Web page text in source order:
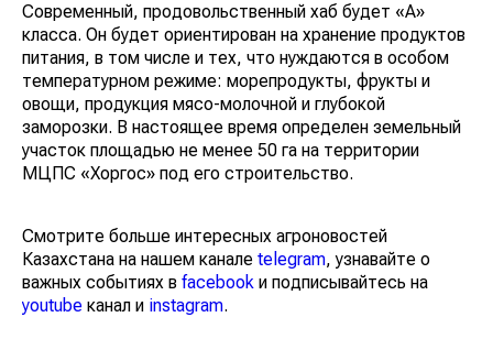
Современный, продовольственный хаб будет «А»
класса. Он будет ориентирован на хранение продуктов
питания, в том числе и тех, что нуждаются в особом
температурном режиме: морепродукты, фрукты и
овощи, продукция мясо-молочной и глубокой
заморозки. В настоящее время определен земельный
участок площадью не менее 50 га на территории
МЦПС «Хоргос» под его строительство.
Смотрите больше интересных агроновостей
Казахстана на нашем канале telegram, узнавайте о
важных событиях в facebook и подписывайтесь на
youtube канал и instagram.